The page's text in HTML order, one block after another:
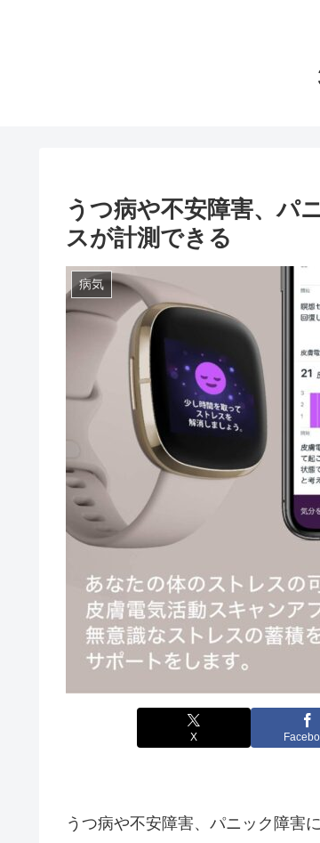
うつ病や不安障害、パ
スが計測できる
病気
X
うつ病や不安障害、パニック障害